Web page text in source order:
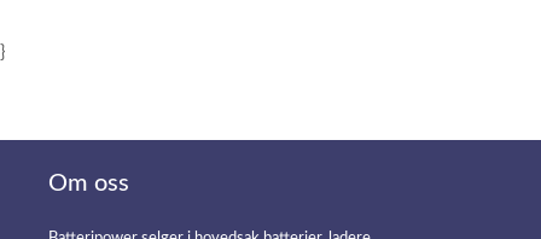
}
Om oss